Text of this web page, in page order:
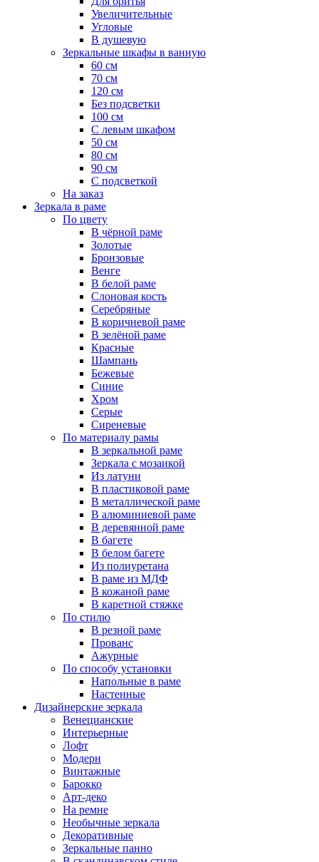
Увеличительные
Угловые
В душевую
Зеркальные шкафы в ванную
60 см
70 см
120 см
Без подсветки
100 см
С левым шкафом
50 см
80 см
90 см
С подсветкой
На заказ
Зеркала в раме
По цвету
В чёрной раме
Золотые
Бронзовые
Венге
В белой раме
Слоновая кость
Серебряные
В коричневой раме
В зелёной раме
Красные
Шампань
Бежевые
Синие
Хром
Серые
Сиреневые
По материалу рамы
В зеркальной раме
Зеркала с мозаикой
Из латуни
В пластиковой раме
В металлической раме
В алюминиевой раме
В деревянной раме
В багете
В белом багете
Из полиуретана
В раме из МДФ
В кожаной раме
В каретной стяжке
По стилю
В резной раме
Прованс
Ажурные
По способу установки
Напольные в раме
Настенные
Дизайнерские зеркала
Венецианские
Интерьерные
Лофт
Модерн
Винтажные
Барокко
Арт-деко
На ремне
Необычные зеркала
Декоративные
Зеркальные панно